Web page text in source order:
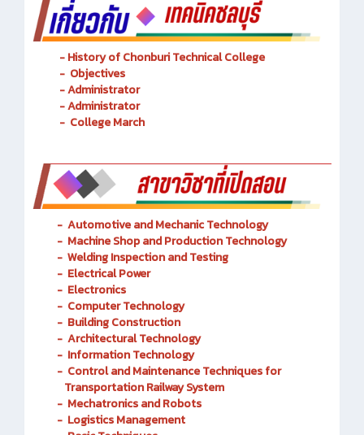
- History of Chonburi Technical College
- Objectives
- Administrator
- Administrator
- Automotive and MechanicTechnology
- Machine Shop and Production Technology
- Welding Inspection and Testing
- Electrical Power
- Electronics
- Computer Technology
- Building Construction
- Architectural Technology
- Information Technology
Control and Maintenance Techniques for
Transportation Railway System
- Mechatronics and Robots